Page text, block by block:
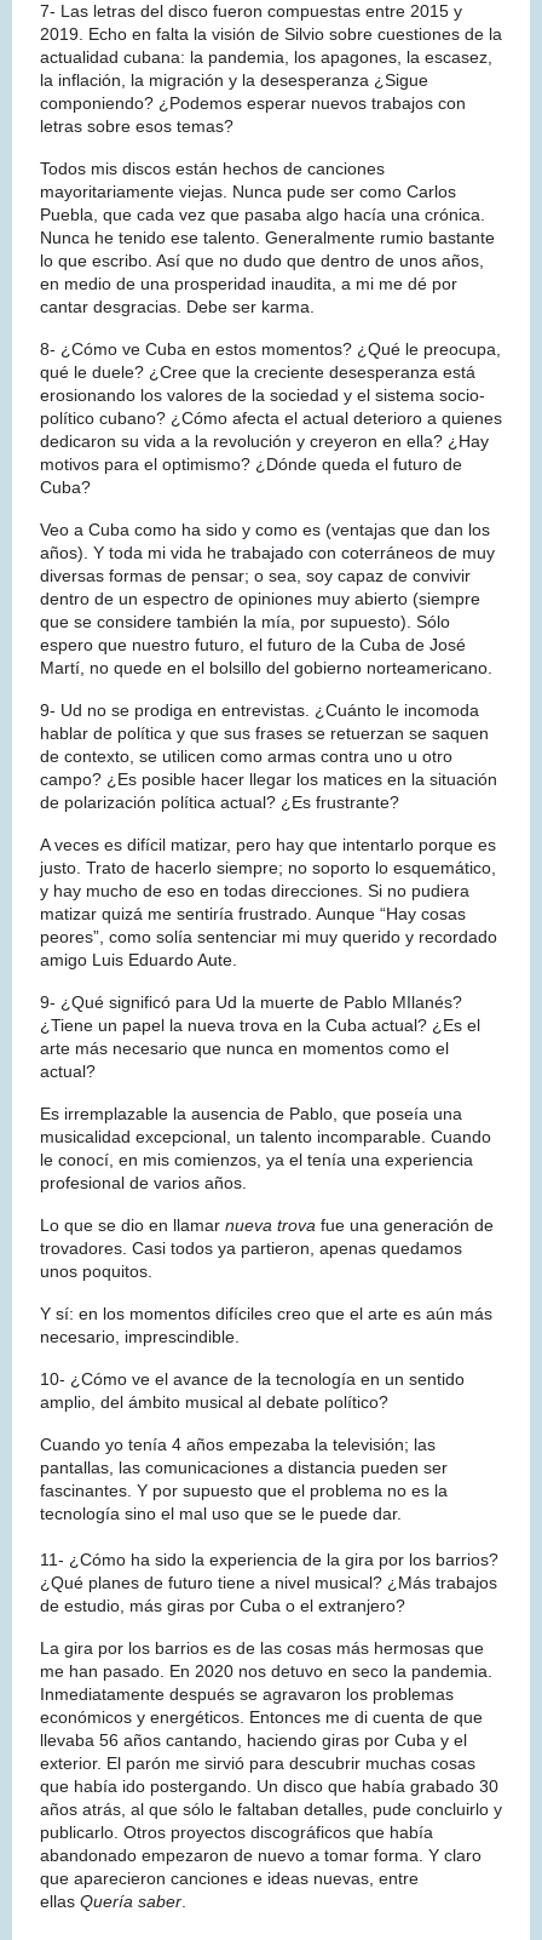
7- Las letras del disco fueron compuestas entre 2015 y
2019. Echo en falta la visión de Silvio sobre cuestiones de la
actualidad cubana: la pandemia, los apagones, la escasez,
la inflación, la migración y la desesperanza ¿Sigue
componiendo? ¿Podemos esperar nuevos trabajos con
letras sobre esos temas?
Todos mis discos están hechos de canciones
mayoritariamente viejas. Nunca pude ser como Carlos
Puebla, que cada vez que pasaba algo hacía una crónica.
Nunca he tenido ese talento. Generalmente rumio bastante
lo que escribo. Así que no dudo que dentro de unos años,
en medio de una prosperidad inaudita, a mi me dé por
cantar desgracias. Debe ser karma.
8- ¿Cómo ve Cuba en estos momentos? ¿Qué le preocupa,
qué le duele? ¿Cree que la creciente desesperanza está
erosionando los valores de la sociedad y el sistema socio-
político cubano? ¿Cómo afecta el actual deterioro a quienes
dedicaron su vida a la revolución y creyeron en ella? ¿Hay
motivos para el optimismo? ¿Dónde queda el futuro de
Cuba?
Veo a Cuba como ha sido y como es (ventajas que dan los
años). Y toda mi vida he trabajado con coterráneos de muy
diversas formas de pensar; o sea, soy capaz de convivir
dentro de un espectro de opiniones muy abierto (siempre
que se considere también la mía, por supuesto). Sólo
espero que nuestro futuro, el futuro de la Cuba de José
Martí, no quede en el bolsillo del gobierno norteamericano.
9- Ud no se prodiga en entrevistas. ¿Cuánto le incomoda
hablar de política y que sus frases se retuerzan se saquen
de contexto, se utilicen como armas contra uno u otro
campo? ¿Es posible hacer llegar los matices en la situación
de polarización política actual? ¿Es frustrante?
A veces es difícil matizar, pero hay que intentarlo porque es
justo. Trato de hacerlo siempre; no soporto lo esquemático,
y hay mucho de eso en todas direcciones. Si no pudiera
matizar quizá me sentiría frustrado. Aunque “Hay cosas
peores”, como solía sentenciar mi muy querido y recordado
amigo Luis Eduardo Aute.
9- ¿Qué significó para Ud la muerte de Pablo MIlanés?
¿Tiene un papel la nueva trova en la Cuba actual? ¿Es el
arte más necesario que nunca en momentos como el
actual?
Es irremplazable la ausencia de Pablo, que poseía una
musicalidad excepcional, un talento incomparable. Cuando
le conocí, en mis comienzos, ya el tenía una experiencia
profesional de varios años.
Lo que se dio en llamar nueva trova fue una generación de
trovadores. Casi todos ya partieron, apenas quedamos
unos poquitos.
Y sí: en los momentos difíciles creo que el arte es aún más
necesario, imprescindible.
10- ¿Cómo ve el avance de la tecnología en un sentido
amplio, del ámbito musical al debate político?
Cuando yo tenía 4 años empezaba la televisión; las
pantallas, las comunicaciones a distancia pueden ser
fascinantes. Y por supuesto que el problema no es la
tecnología sino el mal uso que se le puede dar.
11- ¿Cómo ha sido la experiencia de la gira por los barrios?
¿Qué planes de futuro tiene a nivel musical? ¿Más trabajos
de estudio, más giras por Cuba o el extranjero?
La gira por los barrios es de las cosas más hermosas que
me han pasado. En 2020 nos detuvo en seco la pandemia.
Inmediatamente después se agravaron los problemas
económicos y energéticos. Entonces me di cuenta de que
llevaba 56 años cantando, haciendo giras por Cuba y el
exterior. El parón me sirvió para descubrir muchas cosas
que había ido postergando. Un disco que había grabado 30
años atrás, al que sólo le faltaban detalles, pude concluirlo y
publicarlo. Otros proyectos discográficos que había
abandonado empezaron de nuevo a tomar forma. Y claro
que aparecieron canciones e ideas nuevas, entre
ellas Quería saber